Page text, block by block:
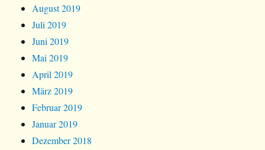
August 2019
Juli 2019
Juni 2019
Mai 2019
April 2019
März 2019
Februar 2019
Januar 2019
Dezember 2018